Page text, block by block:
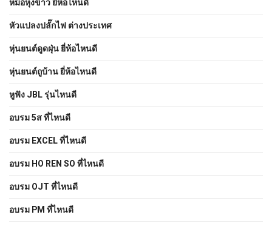
หม้อหุงข้าว ยี่ห้อไหนดี
หัวแปลงปลั๊กไฟ ต่างประเทศ
หุ่นยนต์ดูดฝุ่น ยี่ห้อไหนดี
หุ่นยนต์ถูบ้าน ยี่ห้อไหนดี
หูฟัง JBL รุ่นไหนดี
อบรม 5ส ที่ไหนดี
อบรม EXCEL ที่ไหนดี
อบรม HO REN SO ที่ไหนดี
อบรม OJT ที่ไหนดี
อบรม PM ที่ไหนดี